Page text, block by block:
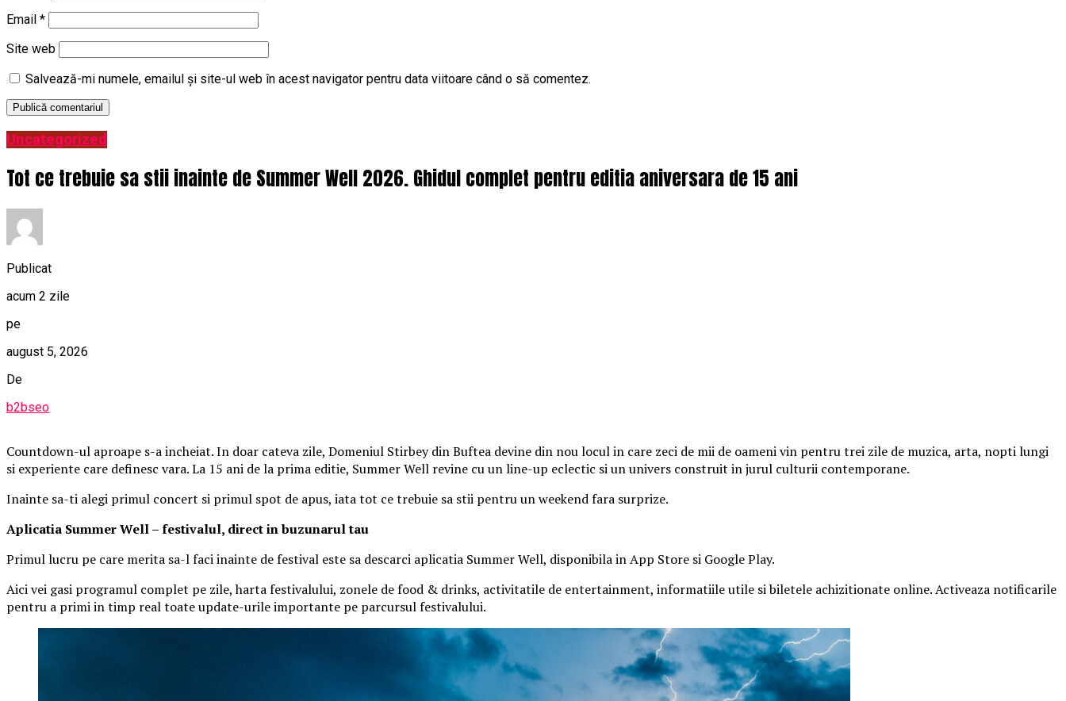
Email *
Site web
Salvează-mi numele, emailul și site-ul web în acest navigator pentru data viitoare când o să comentez.
Uncategorized
Tot ce trebuie sa stii inainte de Summer Well 2026. Ghidul complet pentru editia aniversara de 15 ani
Publicat
acum 2 zile
pe
august 5, 2026
De
b2bseo
Countdown-ul aproape s-a incheiat. In doar cateva zile, Domeniul Stirbey din Buftea devine din nou locul in care zeci de mii de oameni vin pentru trei zile de muzica, arta, nopti lungi
si experiente care definesc vara. La 15 ani de la prima editie, Summer Well revine cu un line-up eclectic si un univers construit in jurul culturii contemporane.
Inainte sa-ti alegi primul concert si primul spot de apus, iata tot ce trebuie sa stii pentru un weekend fara surprize.
Aplicatia Summer Well– festivalul, direct in buzunarul tau
Primul lucru pe care merita sa-l faci inainte de festival este sa descarci aplicatia Summer Well, disponibila in App Store si Google Play.
Aici vei gasi programul complet pe zile, harta festivalului, zonele de food & drinks, activitatile de entertainment, informatiile utile si biletele achizitionate online. Activeaza notificarile
pentru a primi in timp real toate update-urile importante pe parcursul festivalului.